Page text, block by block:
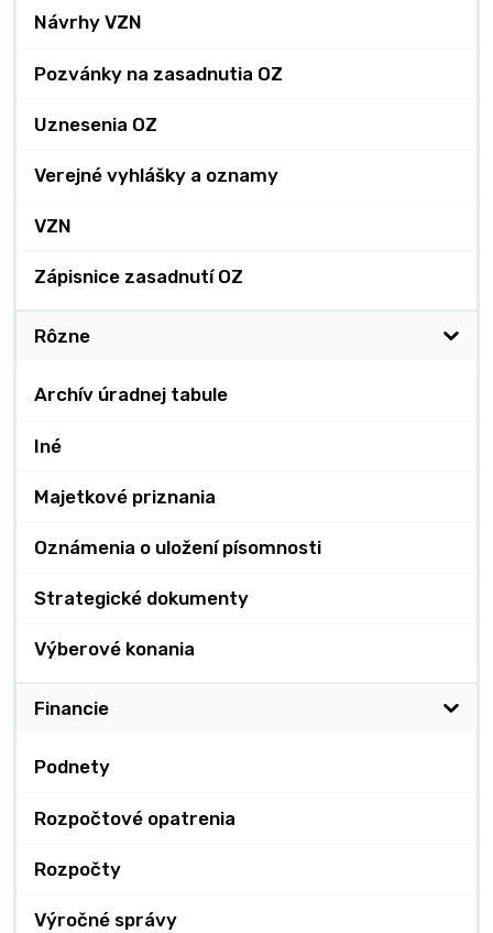
Návrhy VZN
Pozvánky na zasadnutia OZ
Uznesenia OZ
Verejné vyhlášky a oznamy
VZN
Zápisnice zasadnutí OZ
Rôzne
Archív úradnej tabule
Iné
Majetkové priznania
Oznámenia o uložení písomnosti
Strategické dokumenty
Výberové konania
Financie
Podnety
Rozpočtové opatrenia
Rozpočty
Výročné správy